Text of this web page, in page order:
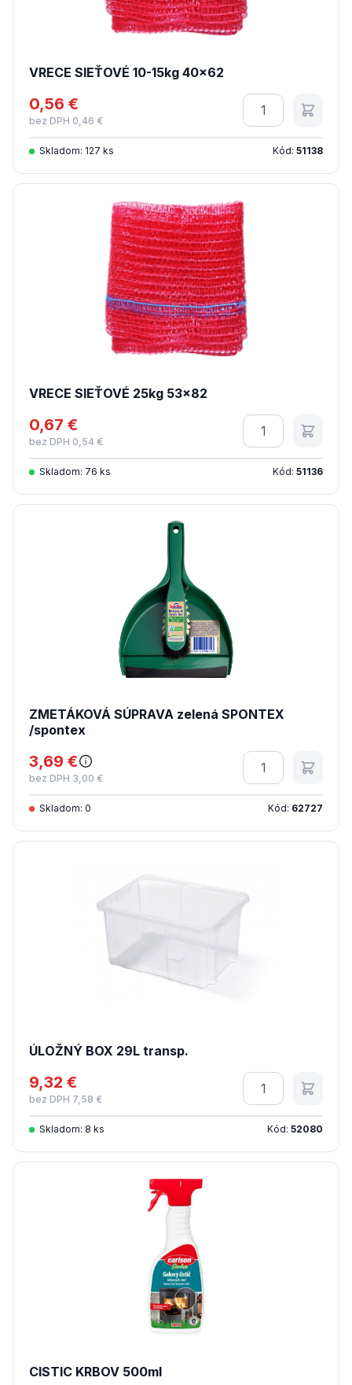
VRECE SIEŤOVÉ 10-15kg 40x62
0,56 €
bez DPH 0,46 €
Množstvo
Skladom: 127 ks Kód: 51138
VRECE SIEŤOVÉ 25kg 53x82
0,67 €
bez DPH 0,54 €
Množstvo
Skladom: 76 ks Kód: 51136
ZMETÁKOVÁ SÚPRAVA zelená SPONTEX
/spontex
3,69 €
bez DPH 3,00 €
Množstvo
Skladom: 0 Kód: 62727
ÚLOŽNÝ BOX 29L transp.
9,32 €
bez DPH 7,58 €
Množstvo
Skladom: 8 ks Kód: 52080
CISTIC KRBOV 500ml